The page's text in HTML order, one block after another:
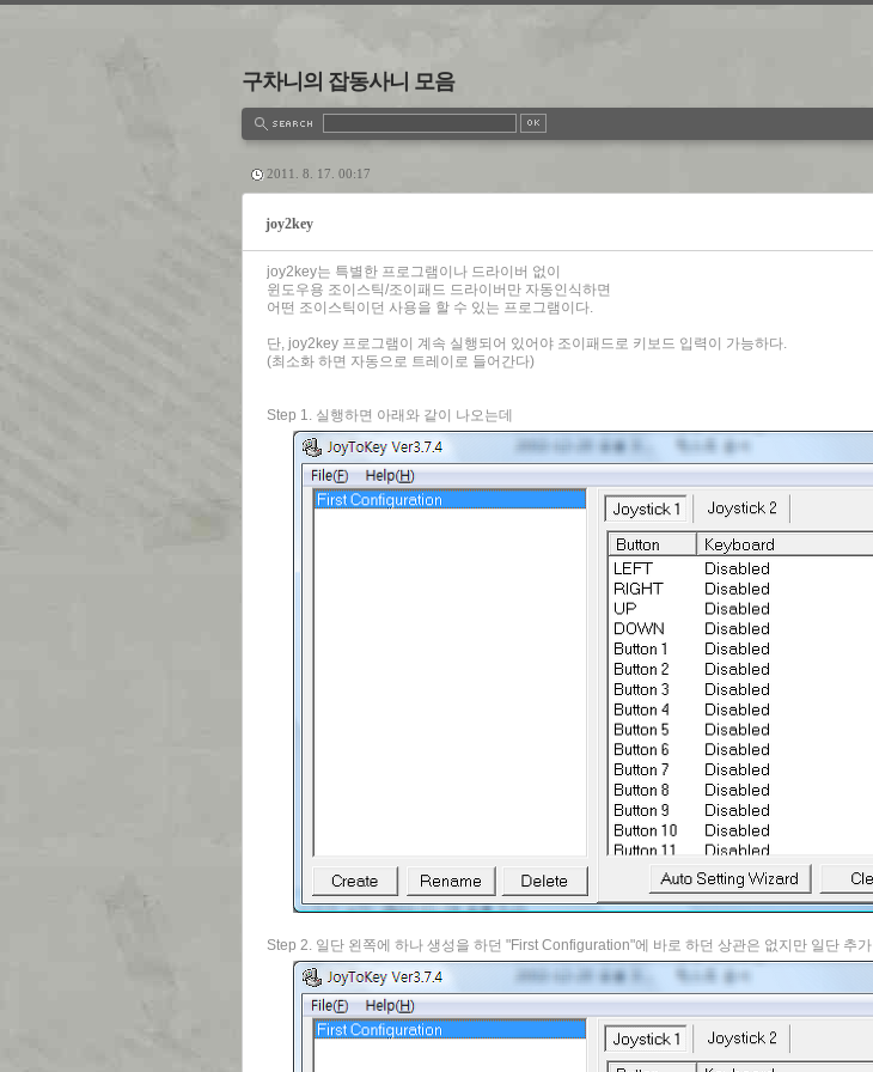
구차니의 잡동사니 모음
2011. 8. 17. 00:17
joy2key
joy2key는 특별한 프로그램이나 드라이버 없이
윈도우용 조이스틱/조이패드 드라이버만 자동인식하면
어떤 조이스틱이던 사용을 할 수 있는 프로그램이다.
단, joy2key 프로그램이 계속 실행되어 있어야 조이패드로 키보드 입력이 가능하다.
(최소화 하면 자동으로 트레이로 들어간다)
Step 1. 실행하면 아래와 같이 나오는데
Step 2. 일단 왼쪽에 하나 생성을 하던 "First Configuration"에 바로 하던 상관은 없지만 일단 추가